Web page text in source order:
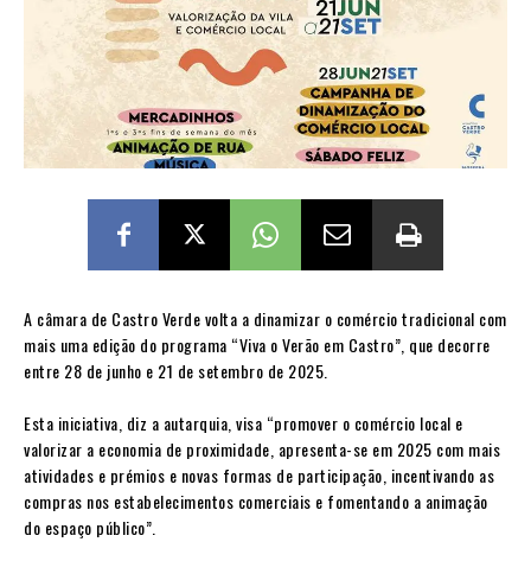
A câmara de Castro Verde volta a dinamizar o comércio tradicional com
mais uma edição do programa “Viva o Verão em Castro”, que decorre
entre 28 de junho e 21 de setembro de 2025.
Esta iniciativa, diz a autarquia, visa “promover o comércio local e
valorizar a economia de proximidade, apresenta-se em 2025 com mais
atividades e prémios e novas formas de participação, incentivando as
compras nos estabelecimentos comerciais e fomentando a animação
do espaço público”.